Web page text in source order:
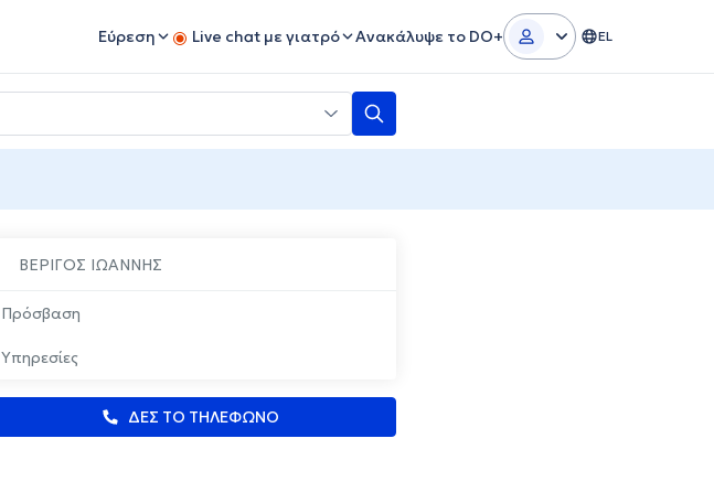
Εύρεση Live chat με γιατρό Ανακάλυψε το DO+ EL
ΒΕΡΙΓΟΣ ΙΩΑΝΝΗΣ
Πρόσβαση
Υπηρεσίες
ΔΕΣ ΤΟ ΤΗΛΕΦΩΝΟ